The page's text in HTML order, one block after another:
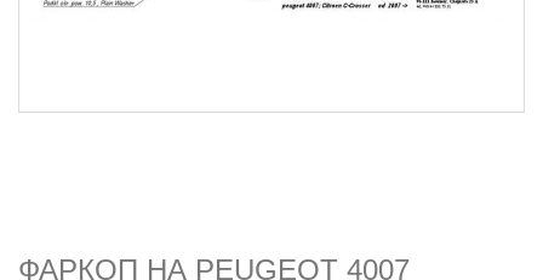
ФАРКОП НА PEUGEOT 4007